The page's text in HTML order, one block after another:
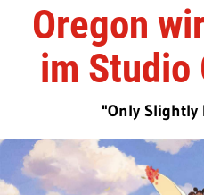
Oregon
im Studio
"Only Slightly